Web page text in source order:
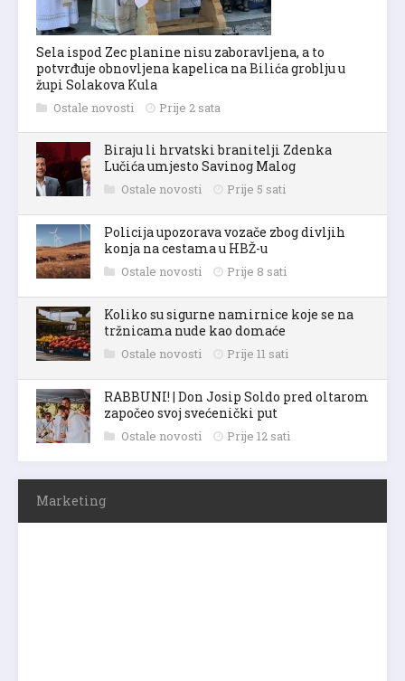
Sela ispod Zec planine nisu zaboravljena, a to
potvrđuje obnovljena kapelica na Bilića groblju u
župi Solakova Kula
Ostale novosti Prije 2 sata
Biraju li hrvatski branitelji Zdenka
Lučića umjesto Savinog Malog
Ostale novosti Prije 5 sati
Policija upozorava vozače zbog divljih
konja na cestama u HBŽ-u
Ostale novosti Prije 8 sati
Koliko su sigurne namirnice koje se na
tržnicama nude kao domaće
Ostale novosti Prije 11 sati
RABBUNI! | Don Josip Soldo pred oltarom
započeo svoj svećenički put
Ostale novosti Prije 12 sati
Marketing